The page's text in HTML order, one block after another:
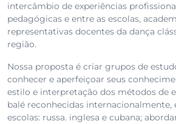
intercâmbio de experiências
pedagógicas e entre as escolas,
representativas docentes da dança
região.
Nossa proposta é criar grupos de
conhecer e aperfeiçoar seus
estilo e interpretação dos métodos de
balé reconhecidas internacionalmente,
escolas: russa. inglesa e cubana;